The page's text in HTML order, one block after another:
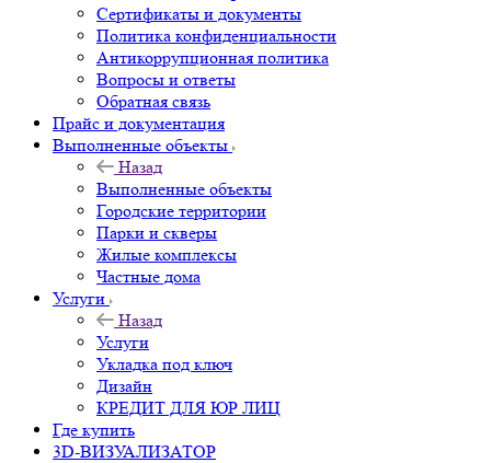
Сертификаты и документы
Политика конфиденциальности
Антикоррупционная политика
Вопросы и ответы
Обратная связь
Прайс и документация
Выполненные объекты
Назад
Выполненные объекты
Городские территории
Парки и скверы
Жилые комплексы
Частные дома
Услуги
Назад
Услуги
Укладка под ключ
Дизайн
КРЕДИТ ДЛЯ ЮР ЛИЦ
Где купить
3D-ВИЗУАЛИЗАТОР